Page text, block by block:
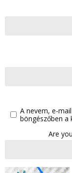
A nevem, e-
böngészőben a
Are